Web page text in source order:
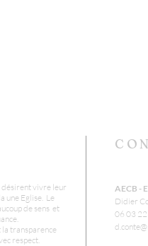
désirent vivre leur
une Eglise. Le
de sens et
transparence
respect.
AECB -
Didier
06 03